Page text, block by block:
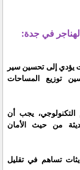
في جدة:
يؤدي إلى تحسين سير
توزيع المساحات
التكنولوجي، يجب أن
من حيث الأمان
تساهم في تقليل